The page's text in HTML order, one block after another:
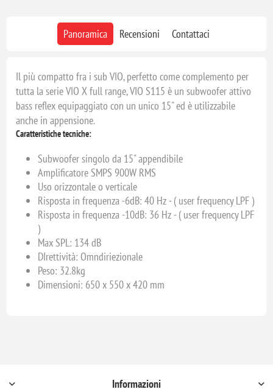
Panoramica Recensioni Contattaci
Il più compatto fra i sub VIO, perfetto come complemento per
tutta la serie VIO X full range, VIO S115 è un subwoofer attivo
bass reflex equipaggiato con un unico 15" ed è utilizzabile
anche in appensione.
Caratteristiche tecniche:
Subwoofer singolo da 15" appendibile
Amplificatore SMPS 900W RMS
Uso orizzontale o verticale
Risposta in frequenza -6dB: 40 Hz - ( user frequency LPF )
Risposta in frequenza -10dB: 36 Hz - ( user frequency LPF
)
Max SPL: 134 dB
DIrettività: Omndiriezionale
Peso: 32.8kg
Dimensioni: 650 x 550 x 420 mm
Informazioni